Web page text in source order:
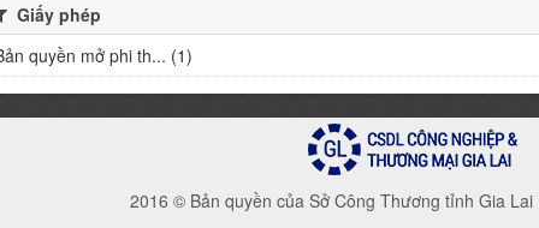
Giấy phép
quyền mở phi th... (1)
2016 © Bản quyền của Sở Công Thương tỉnh Gia Lai